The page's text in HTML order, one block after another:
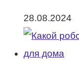
28.08.2024